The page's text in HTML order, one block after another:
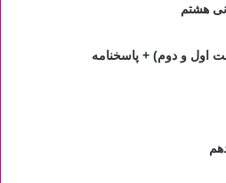
هشتم
اول و دوم) + پاسخنامه